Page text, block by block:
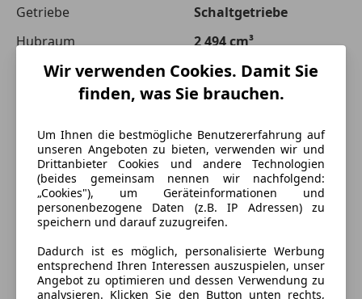
Getriebe
Schaltgetriebe
Hubraum
2 494 cm³
Gänge
5
6
Wir verwenden Cookies. Damit Sie
finden, was Sie brauchen.
Um Ihnen die bestmögliche Benutzererfahrung auf
unseren Angeboten zu bieten, verwenden wir und
Drittanbieter Cookies und andere Technologien
(beides gemeinsam nennen wir nachfolgend:
„Cookies"), um Geräteinformationen und
personenbezogene Daten (z.B. IP Adressen) zu
speichern und darauf zuzugreifen.
Dadurch ist es möglich, personalisierte Werbung
entsprechend Ihren Interessen auszuspielen, unser
Angebot zu optimieren und dessen Verwendung zu
analysieren. Klicken Sie den Button unten rechts,